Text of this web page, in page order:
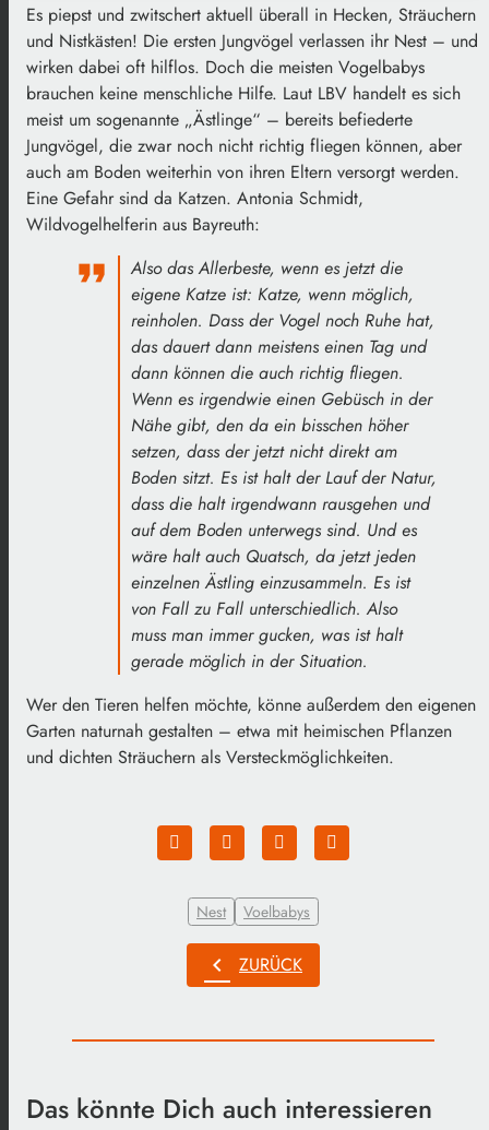
Es piepst und zwitschert aktuell überall in Hecken, Sträuchern
und Nistkästen! Die ersten Jungvögel verlassen ihr Nest – und
wirken dabei oft hilflos. Doch die meisten Vogelbabys
brauchen keine menschliche Hilfe. Laut LBV handelt es sich
meist um sogenannte „Ästlinge“ – bereits befiederte
Jungvögel, die zwar noch nicht richtig fliegen können, aber
auch am Boden weiterhin von ihren Eltern versorgt werden.
Eine Gefahr sind da Katzen. Antonia Schmidt,
Wildvogelhelferin aus Bayreuth:
Also das Allerbeste, wenn es jetzt die
eigene Katze ist: Katze, wenn möglich,
reinholen. Dass der Vogel noch Ruhe hat,
das dauert dann meistens einen Tag und
dann können die auch richtig fliegen.
Wenn es irgendwie einen Gebüsch in der
Nähe gibt, den da ein bisschen höher
setzen, dass der jetzt nicht direkt am
Boden sitzt. Es ist halt der Lauf der Natur,
dass die halt irgendwann rausgehen und
auf dem Boden unterwegs sind. Und es
wäre halt auch Quatsch, da jetzt jeden
einzelnen Ästling einzusammeln. Es ist
von Fall zu Fall unterschiedlich. Also
muss man immer gucken, was ist halt
gerade möglich in der Situation.
Wer den Tieren helfen möchte, könne außerdem den eigenen
Garten naturnah gestalten – etwa mit heimischen Pflanzen
und dichten Sträuchern als Versteckmöglichkeiten.
Nest Voelbabys
chevron_left ZURÜCK
Das könnte Dich auch interessieren